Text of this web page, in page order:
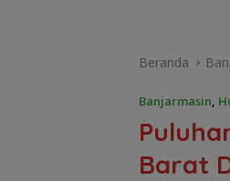
Beranda
Banjarmasin,
Barat